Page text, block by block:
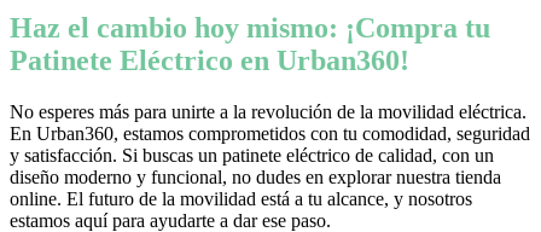
Haz el cambio hoy mismo: ¡Compra tu
Patinete Eléctrico en Urban360!
No esperes más para unirte a la revolución de la movilidad eléctrica.
En Urban360, estamos comprometidos con tu comodidad, seguridad
y satisfacción. Si buscas un patinete eléctrico de calidad, con un
diseño moderno y funcional, no dudes en explorar nuestra tienda
online. El futuro de la movilidad está a tu alcance, y nosotros
estamos aquí para ayudarte a dar ese paso.